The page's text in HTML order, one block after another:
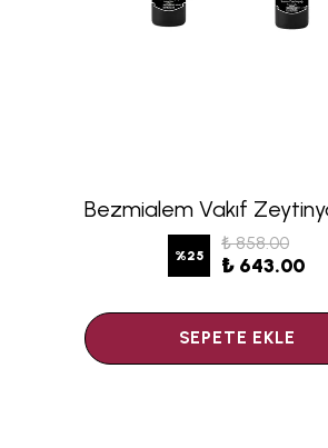
%25
₺ 858.00
₺ 643.00
SEPETE EKLE